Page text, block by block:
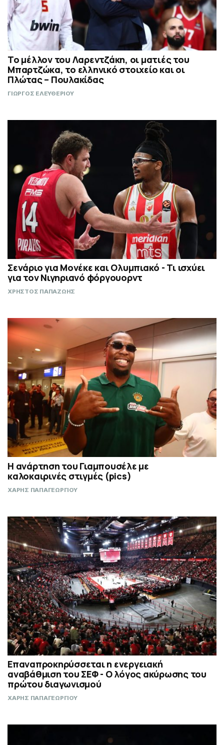
Το μέλλον του Λαρεντζάκη, οι ματιές του
Μπαρτζώκα, το ελληνικό στοιχείο και οι
Πλώτας – Πουλακίδας
ΓΙΩΡΓΟΣ ΕΛΕΥΘΕΡΙΟΥ
Σενάριο για Μονέκε και Ολυμπιακό - Τι ισχύει
για τον Νιγηριανό φόργουορντ
ΧΡΗΣΤΟΣ ΠΑΠΑΖΩΗΣ
Η ανάρτηση του Γιαμπουσέλε με
καλοκαιρινές στιγμές (pics)
ΧΑΡΗΣ ΠΑΠΑΓΕΩΡΓΙΟΥ
Επαναπροκηρύσσεται η ενεργειακή
αναβάθμιση του ΣΕΦ - Ο λόγος ακύρωσης του
πρώτου διαγωνισμού
ΧΑΡΗΣ ΠΑΠΑΓΕΩΡΓΙΟΥ